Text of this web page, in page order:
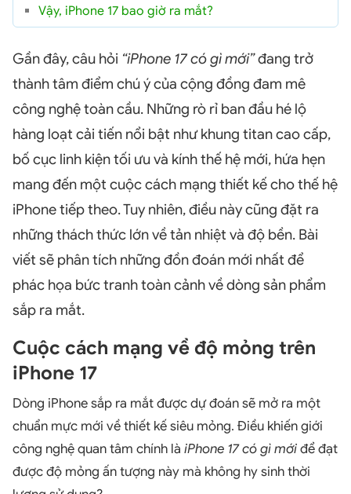
Vậy, iPhone 17 bao giờ ra mắt?
Gần đây, câu hỏi “iPhone 17 có gì mới”đang trở
thành tâm điểm chú ý của cộng đồng đam mê
công nghệ toàn cầu. Những rò rỉ ban đầu hé lộ
hàng loạt cải tiến nổi bật như khung titan cao cấp,
bố cục linh kiện tối ưu và kính thế hệ mới, hứa hẹn
mang đến một cuộc cách mạng thiết kế cho thế hệ
iPhone tiếp theo. Tuy nhiên, điều này cũng đặt ra
những thách thức lớn về tản nhiệt và độ bền. Bài
viết sẽ phân tích những đồn đoán mới nhất để
phác họa bức tranh toàn cảnh về dòng sản phẩm
sắp ra mắt.
Cuộc cách mạng về độ mỏng trên
iPhone 17
Dòng iPhone sắp ra mắt được dự đoán sẽ mở ra một
chuẩn mực mới về thiết kế siêu mỏng. Điều khiến giới
công nghệ quan tâm chính là iPhone 17 có gì mớiđể đạt
được độ mỏng ấn tượng này mà không hy sinh thời